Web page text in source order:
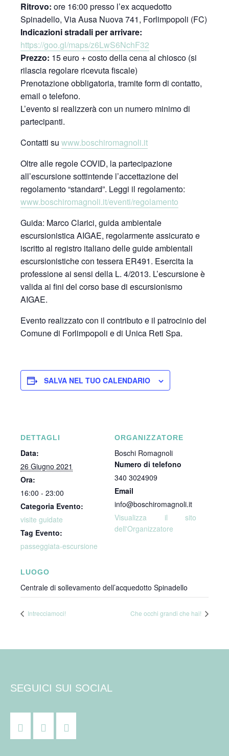
Ritrovo: ore 16:00 presso l’ex acquedotto
Spinadello, Via Ausa Nuova 741, Forlimpopoli (FC)
Indicazioni stradali per arrivare:
https://goo.gl/maps/z6LwS6NchF32
Prezzo: 15 euro + costo della cena al chiosco (si
rilascia regolare ricevuta fiscale)
Prenotazione obbligatoria, tramite form di contatto,
email o telefono.
L’evento si realizzerà con un numero minimo di
partecipanti.
Contatti su www.boschiromagnoli.it
Oltre alle regole COVID, la partecipazione
all’escursione sottintende l’accettazione del
regolamento “standard”. Leggi il regolamento:
www.boschiromagnoli.it/eventi/regolamento
Guida: Marco Clarici, guida ambientale
escursionistica AIGAE, regolarmente assicurato e
iscritto al registro italiano delle guide ambientali
escursionistiche con tessera ER491. Esercita la
professione ai sensi della L. 4/2013. L’escursione è
valida ai fini del corso base di escursionismo
AIGAE.
Evento realizzato con il contributo e il patrocinio del
Comune di Forlimpopoli e di Unica Reti Spa.
SALVA NEL TUO CALENDARIO
DETTAGLI
Data:
26 Giugno 2021
Ora:
16:00 - 23:00
Categoria Evento:
visite guidate
Tag Evento:
passeggiata-escursione
LUOGO
Centrale di sollevamento dell’acquedotto Spinadello
ORGANIZZATORE
Boschi Romagnoli
Numero di telefono
340 3024909
Email
info@boschiromagnoli.it
Visualizza il sito
dell'Organizzatore
Intrecciamoci! Che occhi grandi che hai!
SEGUICI SUI SOCIAL